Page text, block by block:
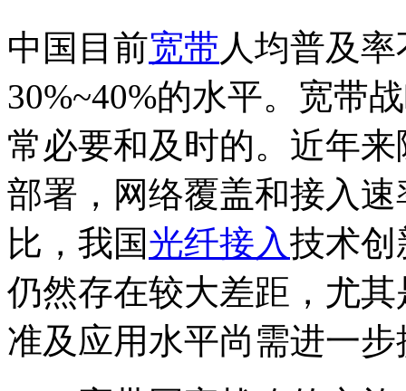
中国目前宽带人均普及
30%~40%的水平。宽带
常必要和及时的。近年
部署，网络覆盖和接入
比，我国光纤接入技术创
仍然存在较大差距，尤
准及应用水平尚需进一步